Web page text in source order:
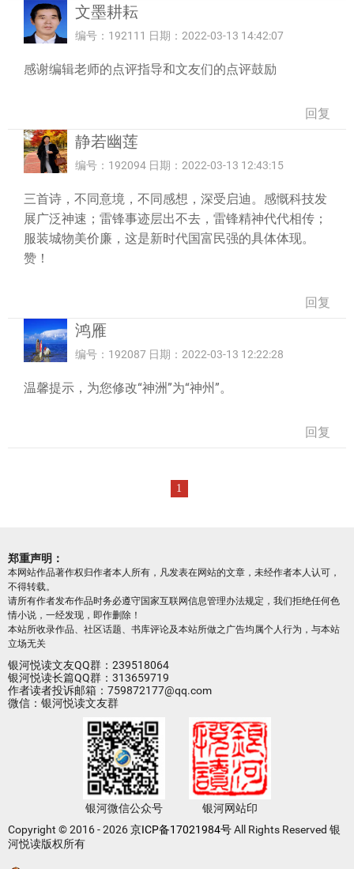
文墨耕耘
编号：192111 日期：2022-03-13 14:42:07
感谢编辑老师的点评指导和文友们的点评鼓励
回复
静若幽莲
编号：192094 日期：2022-03-13 12:43:15
三首诗，不同意境，不同感想，深受启迪。感慨科技发
展广泛神速；雷锋事迹层出不去，雷锋精神代代相传；
服装城物美价廉，这是新时代国富民强的具体体现。
赞！
回复
鸿雁
编号：192087 日期：2022-03-13 12:22:28
温馨提示，为您修改“神洲”为“神州”。
回复
1
郑重声明：
本网站作品著作权归作者本人所有，凡发表在网站的文章，未经作者本人认可，
不得转载。
请所有作者发布作品时务必遵守国家互联网信息管理办法规定，我们拒绝任何色
情小说，一经发现，即作删除！
本站所收录作品、社区话题、书库评论及本站所做之广告均属个人行为，与本站
立场无关
银河悦读文友QQ群：239518064
银河悦读长篇QQ群：313659719
作者读者投诉邮箱：759872177@qq.com
微信：银河悦读文友群
银河微信公众号
银河网站印
Copyright © 2016 - 2026京ICP备17021984号All Rights Reserved 银
河悦读版权所有